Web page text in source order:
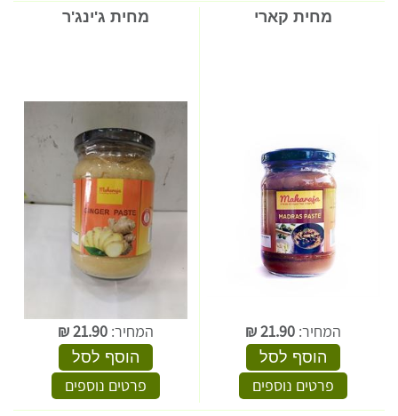
מחית קארי
המחיר: 21.90
₪
הוסף לסל
פרטים נוספים
מחית ג'ינג'ר
המחיר:21.90
₪
הוסף לסל
פרטים נוספים